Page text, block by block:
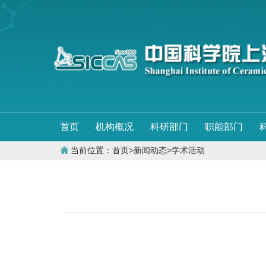
首页 机构概况 科研部门 职能部门
当前位置： 首页>新闻动态>学术活动